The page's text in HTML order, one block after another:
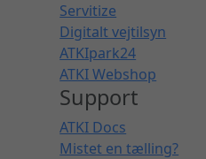
Servitize
Digitalt vejtilsyn
ATKIpark24
ATKI Webshop
Support
ATKI Docs
Mistet en tælling?